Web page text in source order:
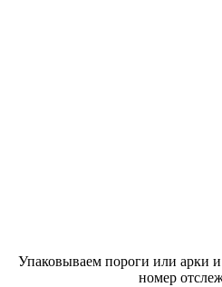
Упаковываем пороги или арки
номер